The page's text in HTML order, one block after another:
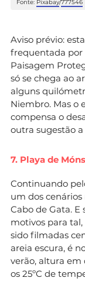
Fonte: Pixabay/777546
Aviso prévio:
frequentada por
Paisagem
só se chega ao
alguns
Niembro. Mas o
compensa o
outra sugestão
7. Playa de
Continuando
um dos
Cabo de Gata.
motivos para
sido filmadas
areia escura, é
verão, altura em
os 25ºC de